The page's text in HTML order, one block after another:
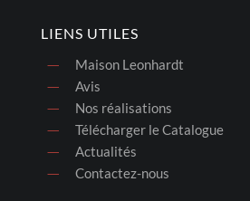
LIENS UTILES
Maison Leonhardt
Avis
Nos réalisations
Télécharger le Catalogue
Actualités
Contactez-nous